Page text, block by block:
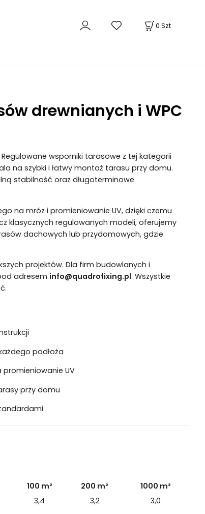
0 Szt
drewnianych i WPC
wsporniki tarasowe z tej kategorii
na szybki i łatwy montaż tarasu przy domu.
stabilność oraz długoterminowe
na mróz i promieniowanie UV, dzięki czemu
klasycznych regulowanych modeli, oferujemy
dachowych lub przydomowych, gdzie
projektów. Dla firm budowlanych i
adresem info@quadrofixing.pl. Wszystkie
podłoża
UV
przy domu
100 m² 200 m²
1000 m²
3,4 3,2
3,0